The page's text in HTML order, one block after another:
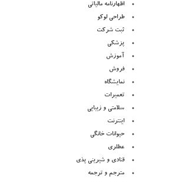
اظهارنامه مالیاتی
طراحی لوکو
ثبت شرکت
پزشکی
آموزش
فروش
نمایشگاه
تعمیرات
سلامتی و زیبایی
اینترنت
حیوانات خانگی
عطلری
قنادی و شیرینی پذی
مترجم و ترجمه